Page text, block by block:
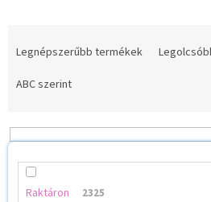
m
e
Legnépszerűbb termékek
ABC szerint
Raktáron 2325